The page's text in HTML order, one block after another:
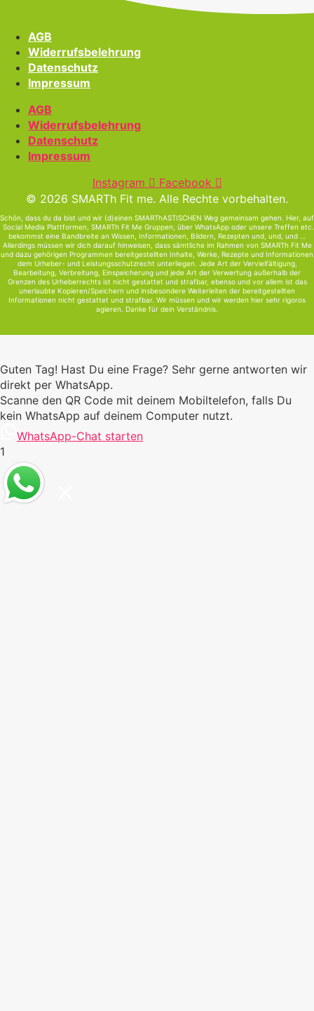
AGB
Widerrufsbelehrung
Datenschutz
Impressum
AGB
Widerrufsbelehrung
Datenschutz
Impressum
Instagram
Facebook
© 2026 SMARTh Fit me. Alle Rechte vorbehalten.
Schön, dass du da bist und wir (d)einen SMARThASTISCHEN Weg gemeinsam gehen. Hier, auf
Social Media Plattformen, SMARTh Fit Me Gruppen, über WhatsApp oder unsere Treffen etc.
bekommst eine Bandbreite an Wissen, Informationen, Bildern, Rezepten und, und, und …
Allerdings müssen wir dich darauf hinweisen, dass sämtliche im Rahmen von SMARTh Fit Me
und dazu gehörigen Programmen bereitgestellten Inhalte, Werke, Rezepte und Informationen
dem Urheber- und Leistungsschutzrecht unterliegen. Jede Art der Vervielfältigung,
Bearbeitung, Verbreitung, Einspeicherung und jede Art der Verwertung außerhalb der
Grenzen des Urheberrechts ist nicht gestattet und strafbar, ebenso und vor allem ist das
unerlaubte Kopieren/Speichern und insbesondere Weiterleiten der bereitgestellten
Informationen nicht gestattet und strafbar. Wir müssen und wir werden hier sehr rigoros
agieren. Danke für dein Verständnis.
Guten Tag! Hast Du eine Frage? Sehr gerne antworten wir
direkt per WhatsApp.
Scanne den QR Code mit deinem Mobiltelefon, falls Du
kein WhatsApp auf deinem Computer nutzt.
WhatsApp-Chat starten
1